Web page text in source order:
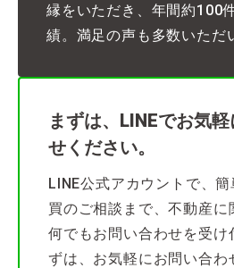
縁をいただき、年間約100
績。満足の声も多数いただ
まずは、LINEでお気
せください。
LINE公式アカウントで、
買のご相談まで、不動産に
何でもお問い合わせを受け
ずは、お気軽にお問い合わ